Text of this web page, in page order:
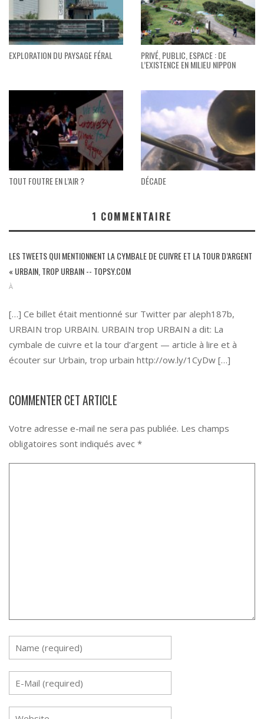
EXPLORATION DU PAYSAGE FÉRAL PRIVÉ, PUBLIC, ESPACE : DE
L’EXISTENCE EN MILIEU NIPPON
TOUT FOUTRE EN L’AIR ? DÉCADE
1 COMMENTAIRE
LES TWEETS QUI MENTIONNENT LA CYMBALE DE CUIVRE ET LA TOUR D’ARGENT
« URBAIN, TROP URBAIN -- TOPSY.COM
À
[…] Ce billet était mentionné sur Twitter par aleph187b,
URBAIN trop URBAIN. URBAIN trop URBAIN a dit: La
cymbale de cuivre et la tour d’argent — article à lire et à
écouter sur Urbain, trop urbain http://ow.ly/1CyDw […]
COMMENTER CET ARTICLE
Votre adresse e-mail ne sera pas publiée. Les champs
obligatoires sont indiqués avec *